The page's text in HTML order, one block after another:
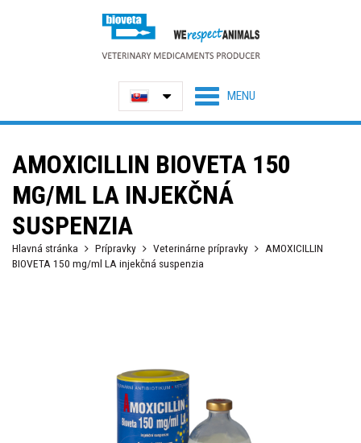
AMOXICILLIN BIOVETA 150
MG/ML LA INJEKČNÁ
SUSPENZIA
Hlavná stránka Prípravky Veterinárne prípravky
AMOXICILLIN
BIOVETA 150 mg/ml LA injekčná suspenzia